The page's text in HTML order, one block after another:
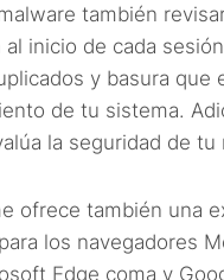
también
al inicio de cada
y basura que
de tu sistema.
la seguridad de tu
ofrece también una
los navegadores
Edge coma y